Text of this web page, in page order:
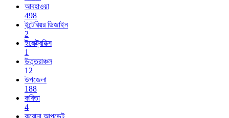
আবহাওয়া
498
ইন্টেরিয়র ডিজাইন
2
ইলেক্ট্রনিক্স
1
উত্তরাঞ্চল
12
উপজেলা
188
কবিতা
4